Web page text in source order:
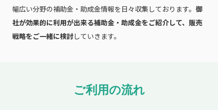
幅広い分野の補助金・助成金情報を日々収集しております。 御
社が効果的に利用が出来る補助金・助成金をご紹介して、販売
戦略をご一緒に検討していきます。
ご利用の流れ